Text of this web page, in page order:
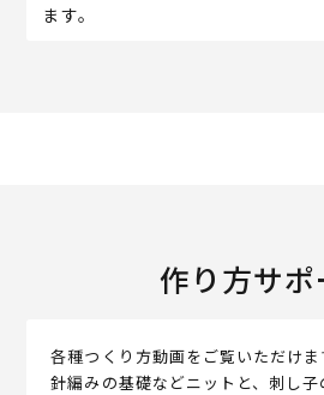
ます。
作り方サポ
各種つくり方動画をご覧いただけ
針編みの基礎などニットと、刺し